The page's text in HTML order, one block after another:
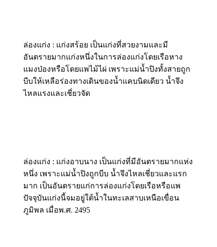
ล่องแก่ง : แก่งสร้อย เป็นแก่งที่สวยงามและมี
อันตรายมากแก่งหนึ่งในการล่องแก่งโดยเรือหาง
แมงป่องหรือโดยแพไม้ไผ่ เพราะแม่น้ำปิงทั้งสายถูก
บีบให้เหลือร่องทางเดินของน้ำแคบนิดเดียว น้ำจึง
ไหลแรงและเชี่ยวจัด
ล่องแก่ง : แก่งอาบนาง เป็นแก่งที่มีอันตรายมากแห่ง
หนึ่ง เพราะแม่น้ำปิงถูกบีบ น้ำจึงไหลเชี่ยวและแรก
มาก เป็นอันตรายแก่การล่องแก่งโดยเรือหรือแพ
ปัจจุบันแก่งนี้จมอยู่ใต้น้ำในทะเลสาบเหนือเขื่อน
ภูมิพล เมื่อพ.ศ. 2495